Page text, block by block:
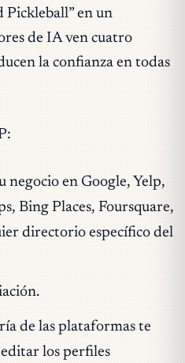
Pickleball” en un
de IA ven cuatro
la confianza en todas
negocio en Google, Yelp,
Bing Places, Foursquare,
directorio específico del
de las plataformas te
los perfiles